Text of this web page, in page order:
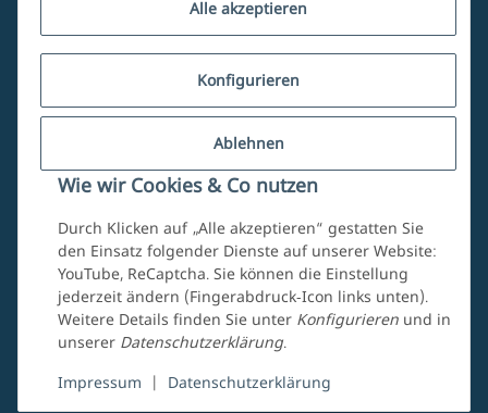
Alle akzeptieren
Konfigurieren
Ablehnen
Wie wir Cookies & Co nutzen
Durch Klicken auf „Alle akzeptieren“ gestatten Sie
den Einsatz folgender Dienste auf unserer Website:
YouTube, ReCaptcha. Sie können die Einstellung
jederzeit ändern (Fingerabdruck-Icon links unten).
Weitere Details finden Sie unter Konfigurieren und in
unserer Datenschutzerklärung.
Impressum
| Datenschutzerklärung
Vertrag widerrufen